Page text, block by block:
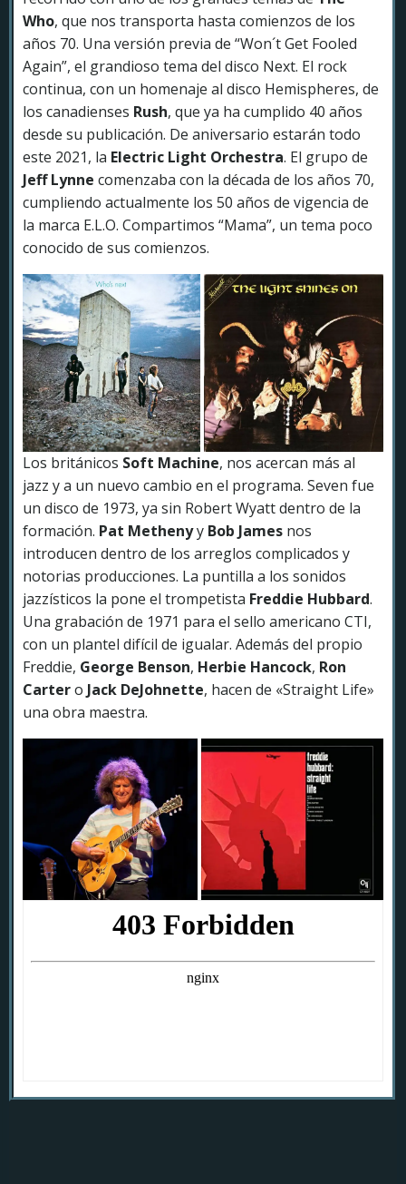
Who, que nos transporta hasta comienzos de los
años 70. Una versión previa de “Won´t Get Fooled
Again”, el grandioso tema del disco Next. El rock
continua, con un homenaje al disco Hemispheres, de
los canadienses Rush, que ya ha cumplido 40 años
desde su publicación. De aniversario estarán todo
este 2021, la Electric Light Orchestra. El grupo de
Jeff Lynne comenzaba con la década de los años 70,
cumpliendo actualmente los 50 años de vigencia de
la marca E.L.O. Compartimos “Mama”, un tema poco
conocido de sus comienzos.
Los británicos Soft Machine, nos acercan más al
jazz y a un nuevo cambio en el programa. Seven fue
un disco de 1973, ya sin Robert Wyatt dentro de la
formación. Pat Methenyy Bob James nos
introducen dentro de los arreglos complicados y
notorias producciones. La puntilla a los sonidos
jazzísticos la pone el trompetista Freddie Hubbard.
Una grabación de 1971 para el sello americano CTI,
con un plantel difícil de igualar. Además del propio
Freddie, George Benson, Herbie Hancock, Ron
Cartero Jack DeJohnette, hacen de «Straight Life»
una obra maestra.